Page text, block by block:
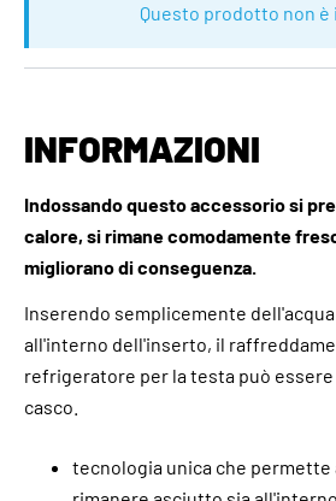
Questo prodotto non è
INFORMAZIONI
Indossando questo accessorio si
calore, si rimane comodamente
migliorano di conseguenza.
Inserendo semplicemente
all'interno dell'inserto, il
refrigeratore per la testa può
casco.
tecnologia unica che